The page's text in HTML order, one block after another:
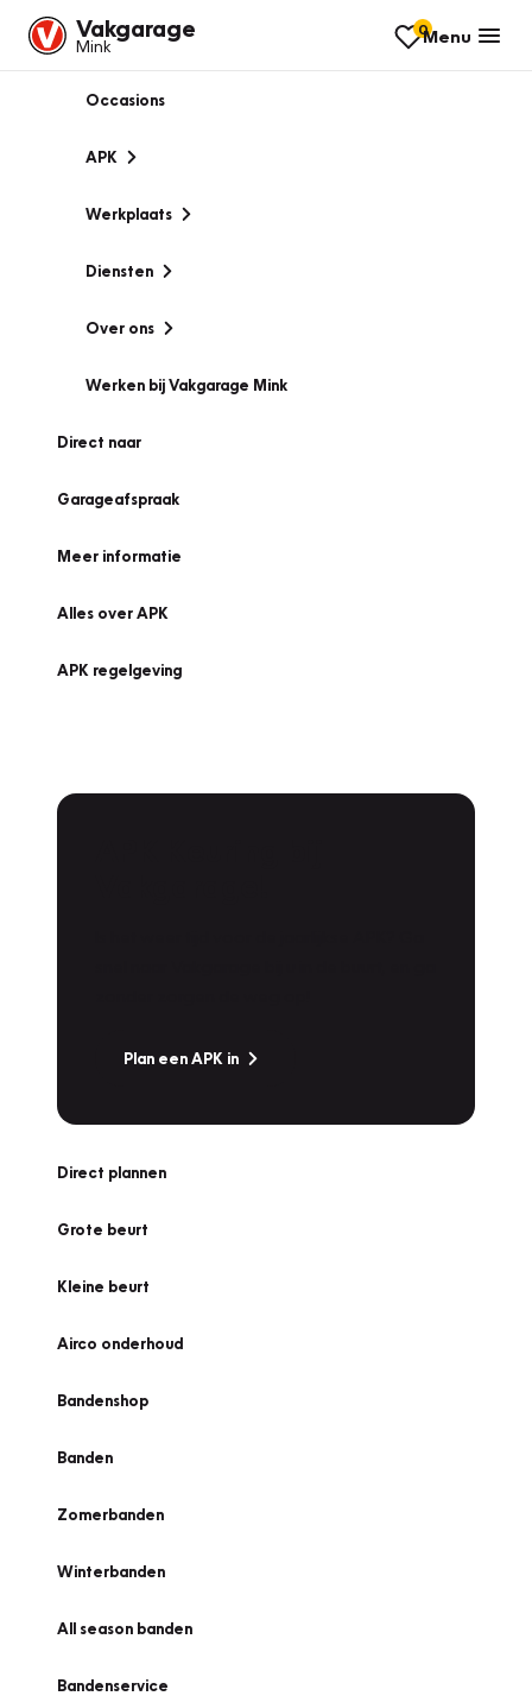
Vakgarage
Mink
0Menu
Occasions
APK
Werkplaats
Diensten
Over ons
Werken bij Vakgarage Mink
Direct naar
Garageafspraak
Meer informatie
Alles over APK
APK regelgeving
Plan een APK in
Direct plannen
Grote beurt
Kleine beurt
Airco onderhoud
Bandenshop
Banden
Zomerbanden
Winterbanden
All season banden
Bandenservice